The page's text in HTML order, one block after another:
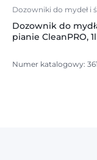
Dozowniki do mydeł i
do rąk
Dozownik do
pianie CleanPRO, 1l
Numer katalogowy: